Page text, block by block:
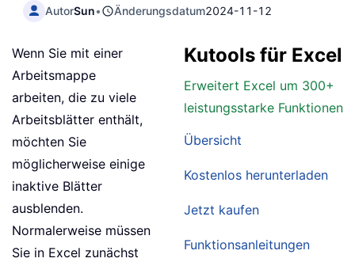
AutorSun• Änderungsdatum2024-11-12
Kutools für Excel
Erweitert Excel um 300+
leistungsstarke Funktionen
Übersicht
Kostenlos herunterladen
Jetzt kaufen
Funktionsanleitungen
Wenn Sie mit einer
Arbeitsmappe
arbeiten, die zu viele
Arbeitsblätter enthält,
möchten Sie
möglicherweise einige
inaktive Blätter
ausblenden.
Normalerweise müssen
Sie in Excel zunächst